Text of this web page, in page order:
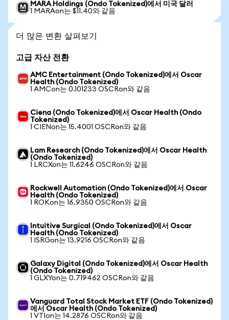
MARA Holdings (Ondo Tokenized)에서 미국 달러
1 MARAon는 $11.40와 같음
더 많은 변환 살펴보기
고급 자산 전환
AMC Entertainment (Ondo Tokenized)에서 Oscar
Health (Ondo Tokenized)
1 AMCon는 0.101233 OSCRon와 같음
Ciena (Ondo Tokenized)에서 Oscar Health (Ondo
Tokenized)
1 CIENon는 15.4001 OSCRon와 같음
Lam Research (Ondo Tokenized)에서 Oscar Health
(Ondo Tokenized)
1 LRCXon는 11.6246 OSCRon와 같음
Rockwell Automation (Ondo Tokenized)에서 Oscar
Health (Ondo Tokenized)
1 ROKon는 16.9350 OSCRon와 같음
Intuitive Surgical (Ondo Tokenized)에서 Oscar
Health (Ondo Tokenized)
1 ISRGon는 13.9216 OSCRon와 같음
Galaxy Digital (Ondo Tokenized)에서 Oscar Health
(Ondo Tokenized)
1 GLXYon는 0.719462 OSCRon와 같음
Vanguard Total Stock Market ETF (Ondo Tokenized)
에서 Oscar Health (Ondo Tokenized)
1 VTIon는 14.2876 OSCRon와 같음